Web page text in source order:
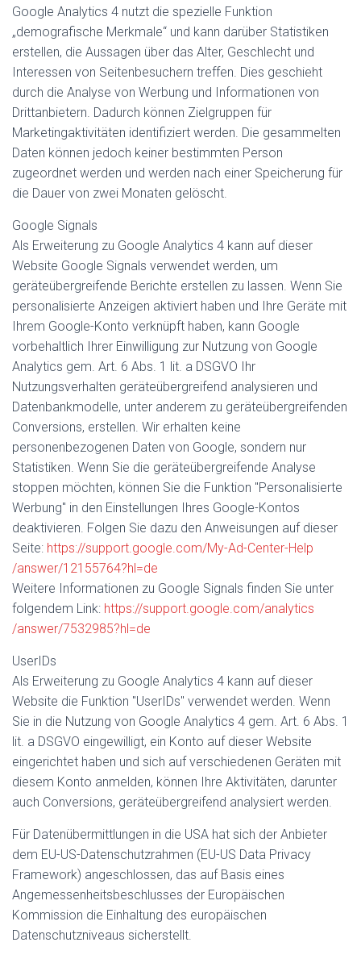
Google Analytics 4 nutzt die spezielle Funktion
„demografische Merkmale“ und kann darüber Statistiken
erstellen, die Aussagen über das Alter, Geschlecht und
Interessen von Seitenbesuchern treffen. Dies geschieht
durch die Analyse von Werbung und Informationen von
Drittanbietern. Dadurch können Zielgruppen für
Marketingaktivitäten identifiziert werden. Die gesammelten
Daten können jedoch keiner bestimmten Person
zugeordnet werden und werden nach einer Speicherung für
die Dauer von zwei Monaten gelöscht.
Google Signals
Als Erweiterung zu Google Analytics 4 kann auf dieser
Website Google Signals verwendet werden, um
geräteübergreifende Berichte erstellen zu lassen. Wenn Sie
personalisierte Anzeigen aktiviert haben und Ihre Geräte mit
Ihrem Google-Konto verknüpft haben, kann Google
vorbehaltlich Ihrer Einwilligung zur Nutzung von Google
Analytics gem. Art. 6 Abs. 1 lit. a DSGVO Ihr
Nutzungsverhalten geräteübergreifend analysieren und
Datenbankmodelle, unter anderem zu geräteübergreifenden
Conversions, erstellen. Wir erhalten keine
personenbezogenen Daten von Google, sondern nur
Statistiken. Wenn Sie die geräteübergreifende Analyse
stoppen möchten, können Sie die Funktion "Personalisierte
Werbung" in den Einstellungen Ihres Google-Kontos
deaktivieren. Folgen Sie dazu den Anweisungen auf dieser
Seite: https://support.google.com/My-Ad-Center-Help
/answer/12155764?hl=de
Weitere Informationen zu Google Signals finden Sie unter
folgendem Link: https://support.google.com/analytics
/answer/7532985?hl=de
UserIDs
Als Erweiterung zu Google Analytics 4 kann auf dieser
Website die Funktion "UserIDs" verwendet werden. Wenn
Sie in die Nutzung von Google Analytics 4 gem. Art. 6 Abs. 1
lit. a DSGVO eingewilligt, ein Konto auf dieser Website
eingerichtet haben und sich auf verschiedenen Geräten mit
diesem Konto anmelden, können Ihre Aktivitäten, darunter
auch Conversions, geräteübergreifend analysiert werden.
Für Datenübermittlungen in die USA hat sich der Anbieter
dem EU-US-Datenschutzrahmen (EU-US Data Privacy
Framework) angeschlossen, das auf Basis eines
Angemessenheitsbeschlusses der Europäischen
Kommission die Einhaltung des europäischen
Datenschutzniveaus sicherstellt.